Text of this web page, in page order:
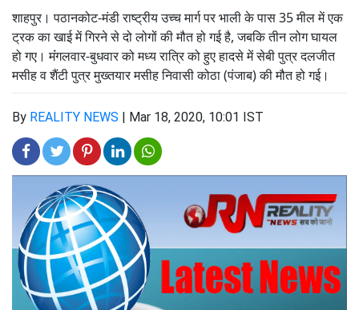
शाहपुर। पठानकोट-मंडी राष्ट्रीय उच्च मार्ग पर भाली के पास 35 मील में एक
ट्रक का खाई में गिरने से दो लोगों की मौत हो गई है, जबकि तीन लोग घायल
हो गए। मंंगलवार-बुधवार को मध्य रात्रि को हुए हादसे में सेबी पुत्र दलजीत
मसीह व शैंटी पुत्र मुख्तयार मसीह निवासी कोठा (पंजाब) की मौत हो गई।
By REALITY NEWS | Mar 18, 2020, 10:01 IST